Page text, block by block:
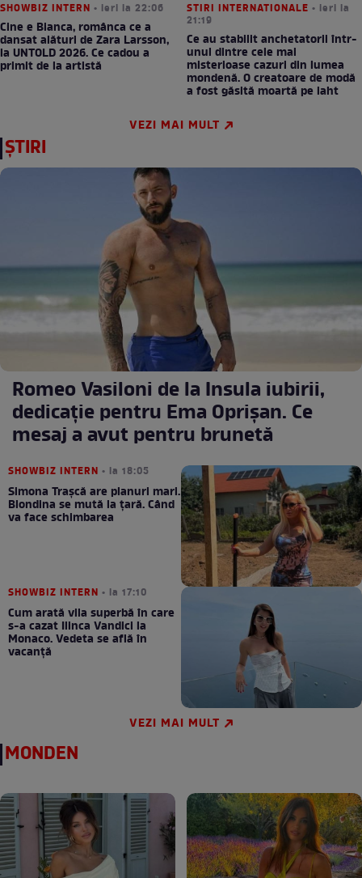
SHOWBIZ INTERN • ieri la 22:06
Cine e Bianca, românca ce a
dansat alături de Zara Larsson,
la UNTOLD 2026. Ce cadou a
primit de la artistă
STIRI INTERNATIONALE • ieri la
21:19
Ce au stabilit anchetatorii într-
unul dintre cele mai
misterioase cazuri din lumea
mondenă. O creatoare de modă
a fost găsită moartă pe iaht
VEZI MAI MULT
ȘTIRI
Romeo Vasiloni de la Insula iubirii,
dedicație pentru Ema Oprișan. Ce
mesaj a avut pentru brunetă
SHOWBIZ INTERN • la 18:05
Simona Trașcă are planuri mari.
Blondina se mută la țară. Când
va face schimbarea
SHOWBIZ INTERN • la 17:10
Cum arată vila superbă în care
s-a cazat Ilinca Vandici la
Monaco. Vedeta se află în
vacanță
VEZI MAI MULT
MONDEN